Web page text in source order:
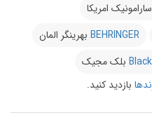
سارامونیک امریکا
BEHRINGER بهرینگر المان
بلک مجیک
بازدید کنید.